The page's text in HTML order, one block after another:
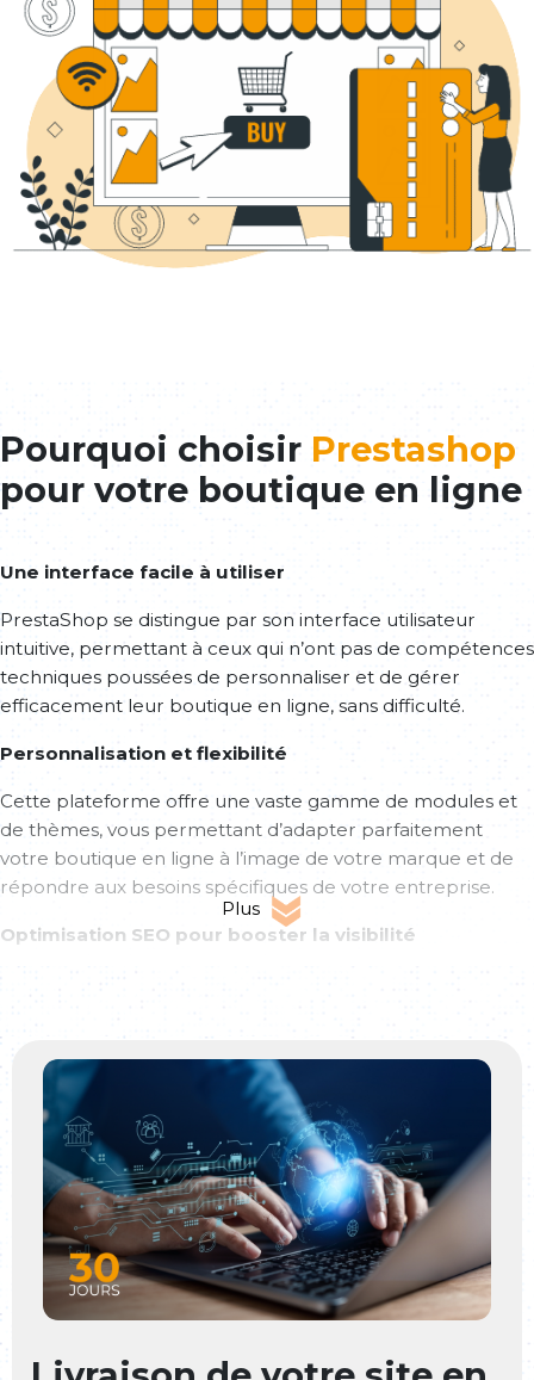
Pourquoi choisir Prestashop
pour votre boutique en ligne
Une interface facile à utiliser
PrestaShop se distingue par son interface utilisateur
intuitive, permettant à ceux qui n’ont pas de compétences
techniques poussées de personnaliser et de gérer
efficacement leur boutique en ligne, sans difficulté.
Personnalisation et flexibilité
Cette plateforme offre une vaste gamme de modules et
de thèmes, vous permettant d’adapter parfaitement
votre boutique en ligne à l’image de votre marque et de
répondre aux besoins spécifiques de votre entreprise.
Optimisation SEO pour booster la visibilité
des sites dans les moteurs de recherche, ce qui booste le
trafic et favorise l’augmentation des ventes.
Plus